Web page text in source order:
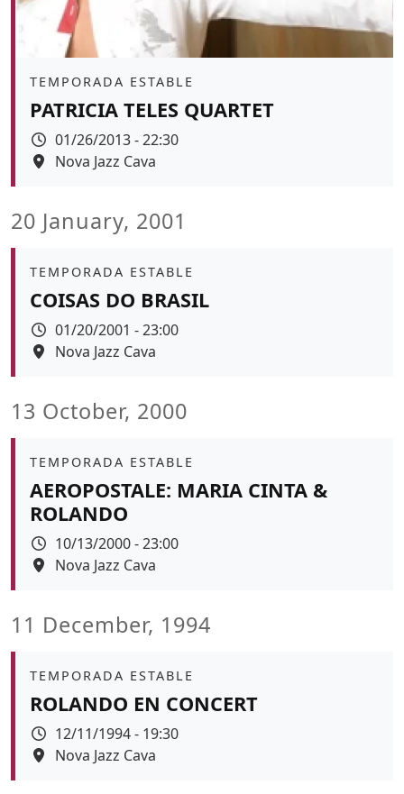
Àmbit
TEMPORADA ESTABLE
PATRICIA TELES QUARTET
Data
01/26/2013 - 22:30
Espai
Nova Jazz Cava
20 January, 2001
Àmbit
TEMPORADA ESTABLE
COISAS DO BRASIL
Data
01/20/2001 - 23:00
Espai
Nova Jazz Cava
13 October, 2000
Àmbit
TEMPORADA ESTABLE
AEROPOSTALE: MARIA CINTA &
ROLANDO
Data
10/13/2000 - 23:00
Espai
Nova Jazz Cava
11 December, 1994
Àmbit
TEMPORADA ESTABLE
ROLANDO EN CONCERT
Data
12/11/1994 - 19:30
Espai
Nova Jazz Cava